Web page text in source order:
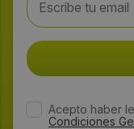
Acepto haber
Condiciones